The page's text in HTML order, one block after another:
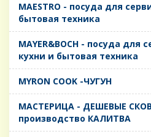
MAESTRO - посуда для
бытовая техника
MAYER&BOCH - посуда для
кухни и бытовая техника
MYRON COOK -ЧУГУН
MАСТЕРИЦА - ДЕШЕВЫЕ
производство КАЛИТВА